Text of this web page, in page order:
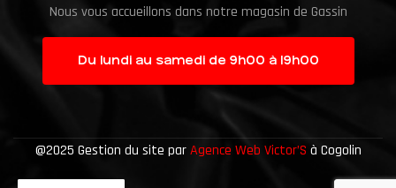
Nous vous accueillons dans notre magasin de Gassin
Du lundi au samedi de 9h00 à 19h00
@2025 Gestion du site parAgence Web Victor’S à Cogolin